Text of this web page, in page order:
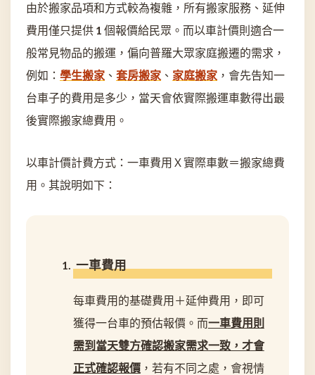
由於搬家品項和方式較為複雜，所有搬家服務、延伸
費用僅只提供 1 個報價給民眾。而以車計價則適合一
般常見物品的搬運，偏向普羅大眾家庭搬遷的需求，
例如： 學生搬家 、 套房搬家 、 家庭搬家 ，會先告知一
台車子的費用是多少，當天會依實際搬運車數得出最
後實際搬家總費用。
以車計價計費方式：一車費用Ｘ實際車數＝搬家總費
用。其說明如下：
一車費用
每車費用的基礎費用＋延伸費用，即可
獲得一台車的預估報價。而一車費用則
需到當天雙方確認搬家需求一致，才會
正式確認報價，若有不同之處，會視情